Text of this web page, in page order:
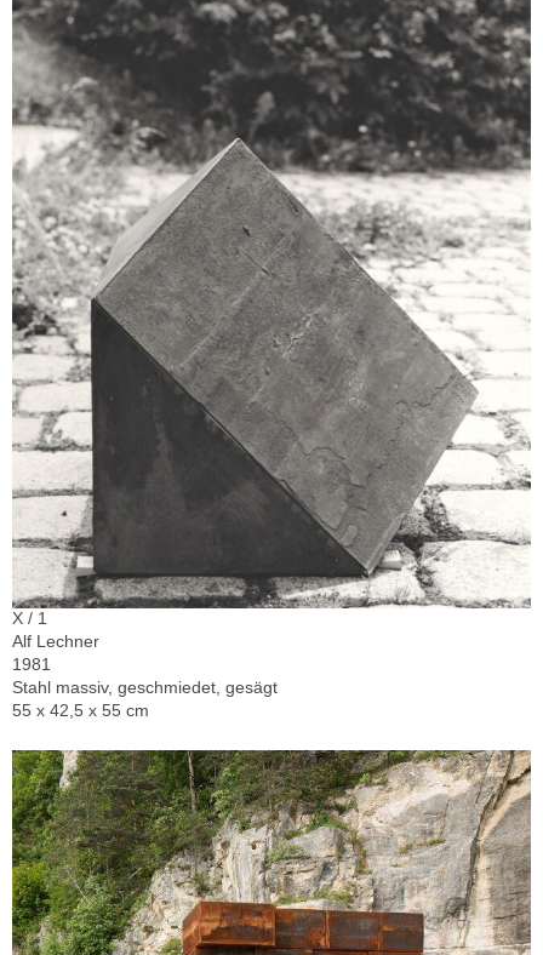
X / 1
Alf Lechner
1981
Stahl massiv, geschmiedet, gesägt
55 x 42,5 x 55 cm